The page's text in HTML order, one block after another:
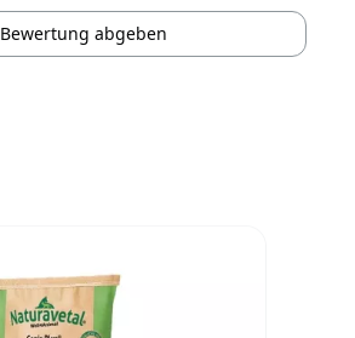
Bewertung abgeben